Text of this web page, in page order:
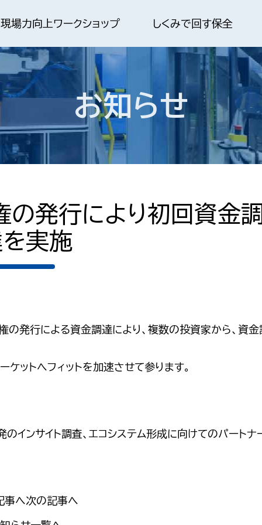
現場力向上ワークショップ しくみで回す保全
お知らせ
発行により初回資金調
実施
発行による資金調達により、複数の投資家から、資金
ットへフィットを加速させて参ります。
インサイト調査、エコシステム形成に向けてのパートナ
事へ次の記事へ